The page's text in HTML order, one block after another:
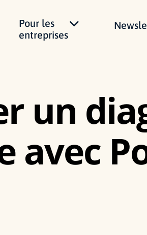
Pour les
entreprises
un
avec